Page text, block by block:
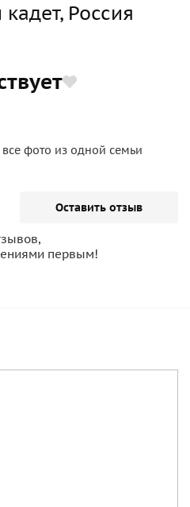
Россия
фото из одной семьи
Оставить отзыв
первым!